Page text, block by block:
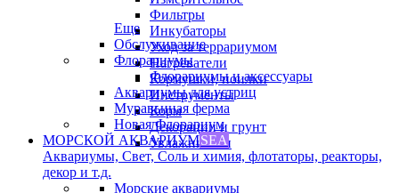
Фильтры
Инкубаторы
Уход за террариумом
Нагреватели
Кормушки, поилки
Инструменты
Корм
Декорации и грунт
Увлажнители
Еще
Обслуживание
Флорариумы
Флорариумы и аксессуары
Аквариумы для устриц
Муравьиная ферма
Новая Флорариум
МОРСКОЙ АКВАРИУМSEA
Аквариумы, Свет, Соль и химия, флотаторы, реакторы,
декор и т.д.
Морские аквариумы